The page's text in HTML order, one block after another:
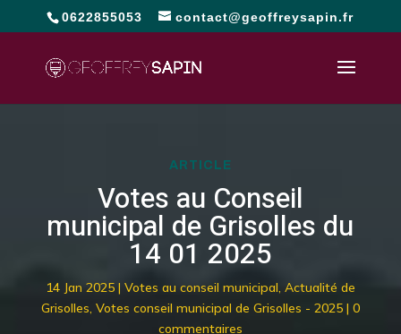
0622855053 contact@geoffreysapin.fr
ARTICLE
Votes au Conseil
municipal de Grisolles du
14 01 2025
14 Jan 2025| Votes au conseil municipal, Actualité de
Grisolles, Votes conseil municipal de Grisolles - 2025| 0
commentaires